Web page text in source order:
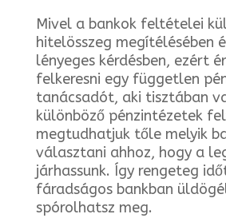
Mivel a bankok feltételei
hitelösszeg megítélésében
lényeges kérdésben, ezért
felkeresni egy független
tanácsadót, aki tisztában
különböző pénzintézetek
megtudhatjuk tőle melyik
választani ahhoz, hogy a
járhassunk. Így rengeteg
fáradságos bankban
spórolhatsz meg.